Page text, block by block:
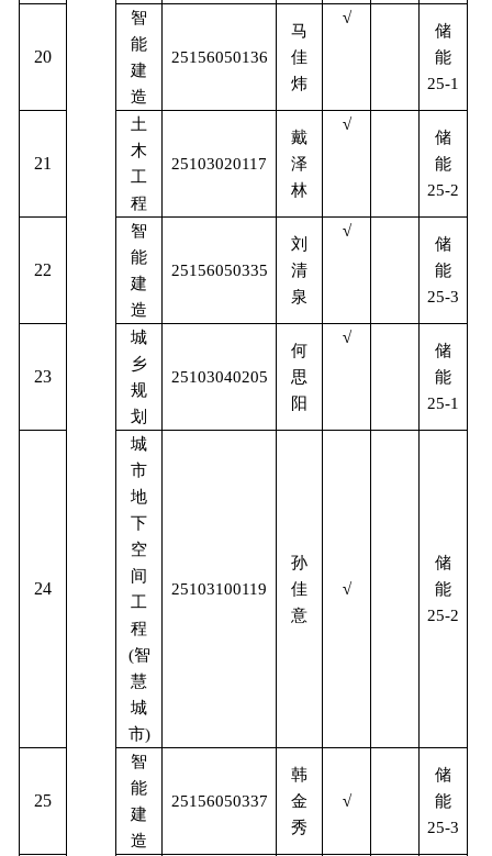
20
智
能
建
造
25156050136
马
佳
炜
√
储
能
25-1
21
土
木
工
程
25103020117
戴
泽
林
√
储
能
25-2
22
智
能
建
造
25156050335
刘
清
泉
√
储
能
25-3
23
城
乡
规
划
25103040205
何
思
阳
√
储
能
25-1
24
城
市
地
下
空
间
工
程
(智
慧
城
市)
25103100119
孙
佳
意
√
储
能
25-2
25
智
能
建
造
25156050337
韩
金
秀
√
储
能
25-3